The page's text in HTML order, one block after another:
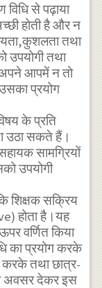
विधि से पढ़ाया
होती है और न
तथा
उपयोगी तथा
अपने आपमें न तो
प्रयोग
के प्रति
उठा सकते हैं।
सामग्रियों
उपयोगी
शिक्षक सक्रिय
होता है।यह
वर्णित किया
का प्रयोग करके
करके तथा छात्र-
अवसर देकर इस